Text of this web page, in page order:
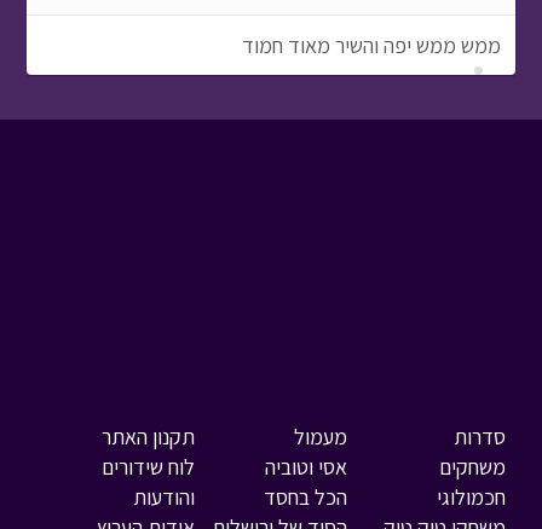
ממש ממש יפה והשיר מאוד חמוד
סדרות
משחקים
חכמולוגי
מעמול
אסי וטוביה
הכל בחסד
תקנון האתר
לוח שידורים
והודעות